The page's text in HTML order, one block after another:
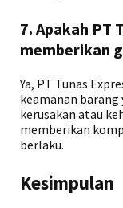
7. Apakah PT
memberikan
Ya, PT Tunas
keamanan
kerusakan atau
memberikan
berlaku.
Kesimpulan